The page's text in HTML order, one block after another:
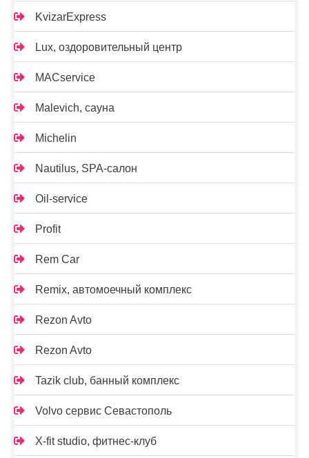
KvizarExpress
Lux, оздоровительный центр
MACservice
Malevich, сауна
Michelin
Nautilus, SPA-салон
Oil-service
Profit
Rem Car
Remix, автомоечный комплекс
Rezon Avto
Rezon Avto
Tazik club, банный комплекс
Volvo сервис Севастополь
X-fit studio, фитнес-клуб